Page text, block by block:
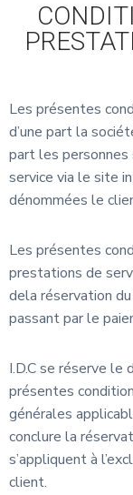
Les présentes
d’une part la
part les personnes
service via le site
dénommées le
Les présentes
prestations de
dela réservation
passant par le
I.D.C se réserve
présentes
générales
conclure la
s’appliquent à
client.